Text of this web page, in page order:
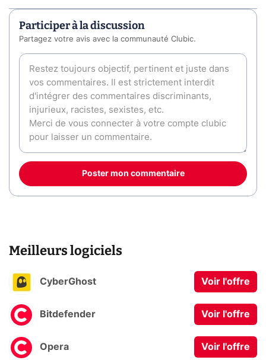
Participer à la discussion
Partagez votre avis avec la communauté Clubic.
Poster mon commentaire
Meilleurs logiciels
CyberGhost Voir l'offre
Bitdefender Voir l'offre
Opera Voir l'offre